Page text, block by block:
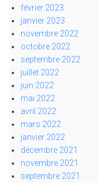
février 2023
janvier 2023
novembre 2022
octobre 2022
septembre 2022
juillet 2022
juin 2022
mai 2022
avril 2022
mars 2022
janvier 2022
décembre 2021
novembre 2021
septembre 2021